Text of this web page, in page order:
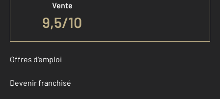
Vente
9,5/10
Offres d'emploi
Devenir franchisé